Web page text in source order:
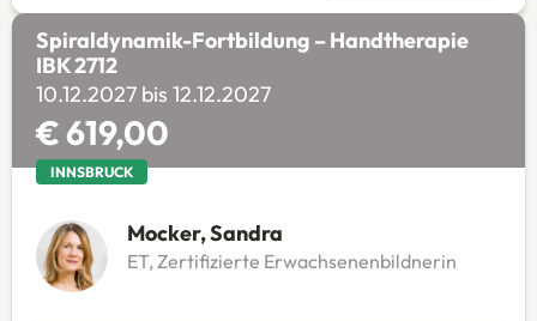
Spiraldynamik-Fortbildung – Handtherapie
IBK 2712
10.12.2027 bis 12.12.2027
€ 619,00
INNSBRUCK
Mocker, Sandra
ET, Zertifizierte Erwachsenenbildnerin